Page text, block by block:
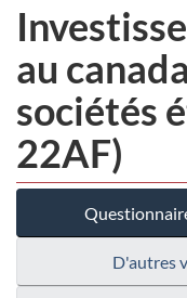
au
sociétés
22AF)
D'autres